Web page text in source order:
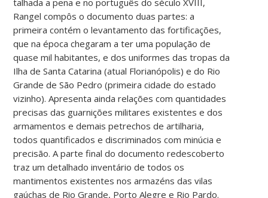
Rangel compôs o documento duas partes: a
primeira contém o levantamento das fortificações,
que na época chegaram a ter uma população de
quase mil habitantes, e dos uniformes das tropas da
Ilha de Santa Catarina (atual Florianópolis) e do Rio
Grande de São Pedro (primeira cidade do estado
vizinho). Apresenta ainda relações com quantidades
precisas das guarnições militares existentes e dos
armamentos e demais petrechos de artilharia,
todos quantificados e discriminados com minúcia e
precisão. A parte final do documento redescoberto
traz um detalhado inventário de todos os
mantimentos existentes nos armazéns das vilas
gaúchas de Rio Grande, Porto Alegre e Rio Pardo.